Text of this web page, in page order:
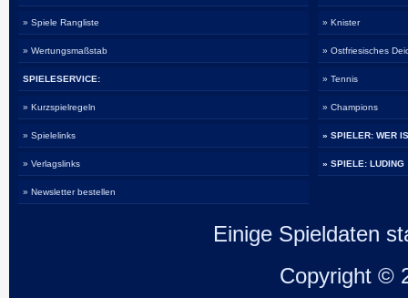
» Spiele Rangliste
» Wertungsmaßstab
SPIELESERVICE:
» Kurzspielregeln
» Spielelinks
» Verlagslinks
» Newsletter bestellen
» Knister
» Ostfriesisches
» Tennis
» Champions
» SPIELER: WER
» SPIELE: LUDING
Einige Spieldaten
Copyright ©